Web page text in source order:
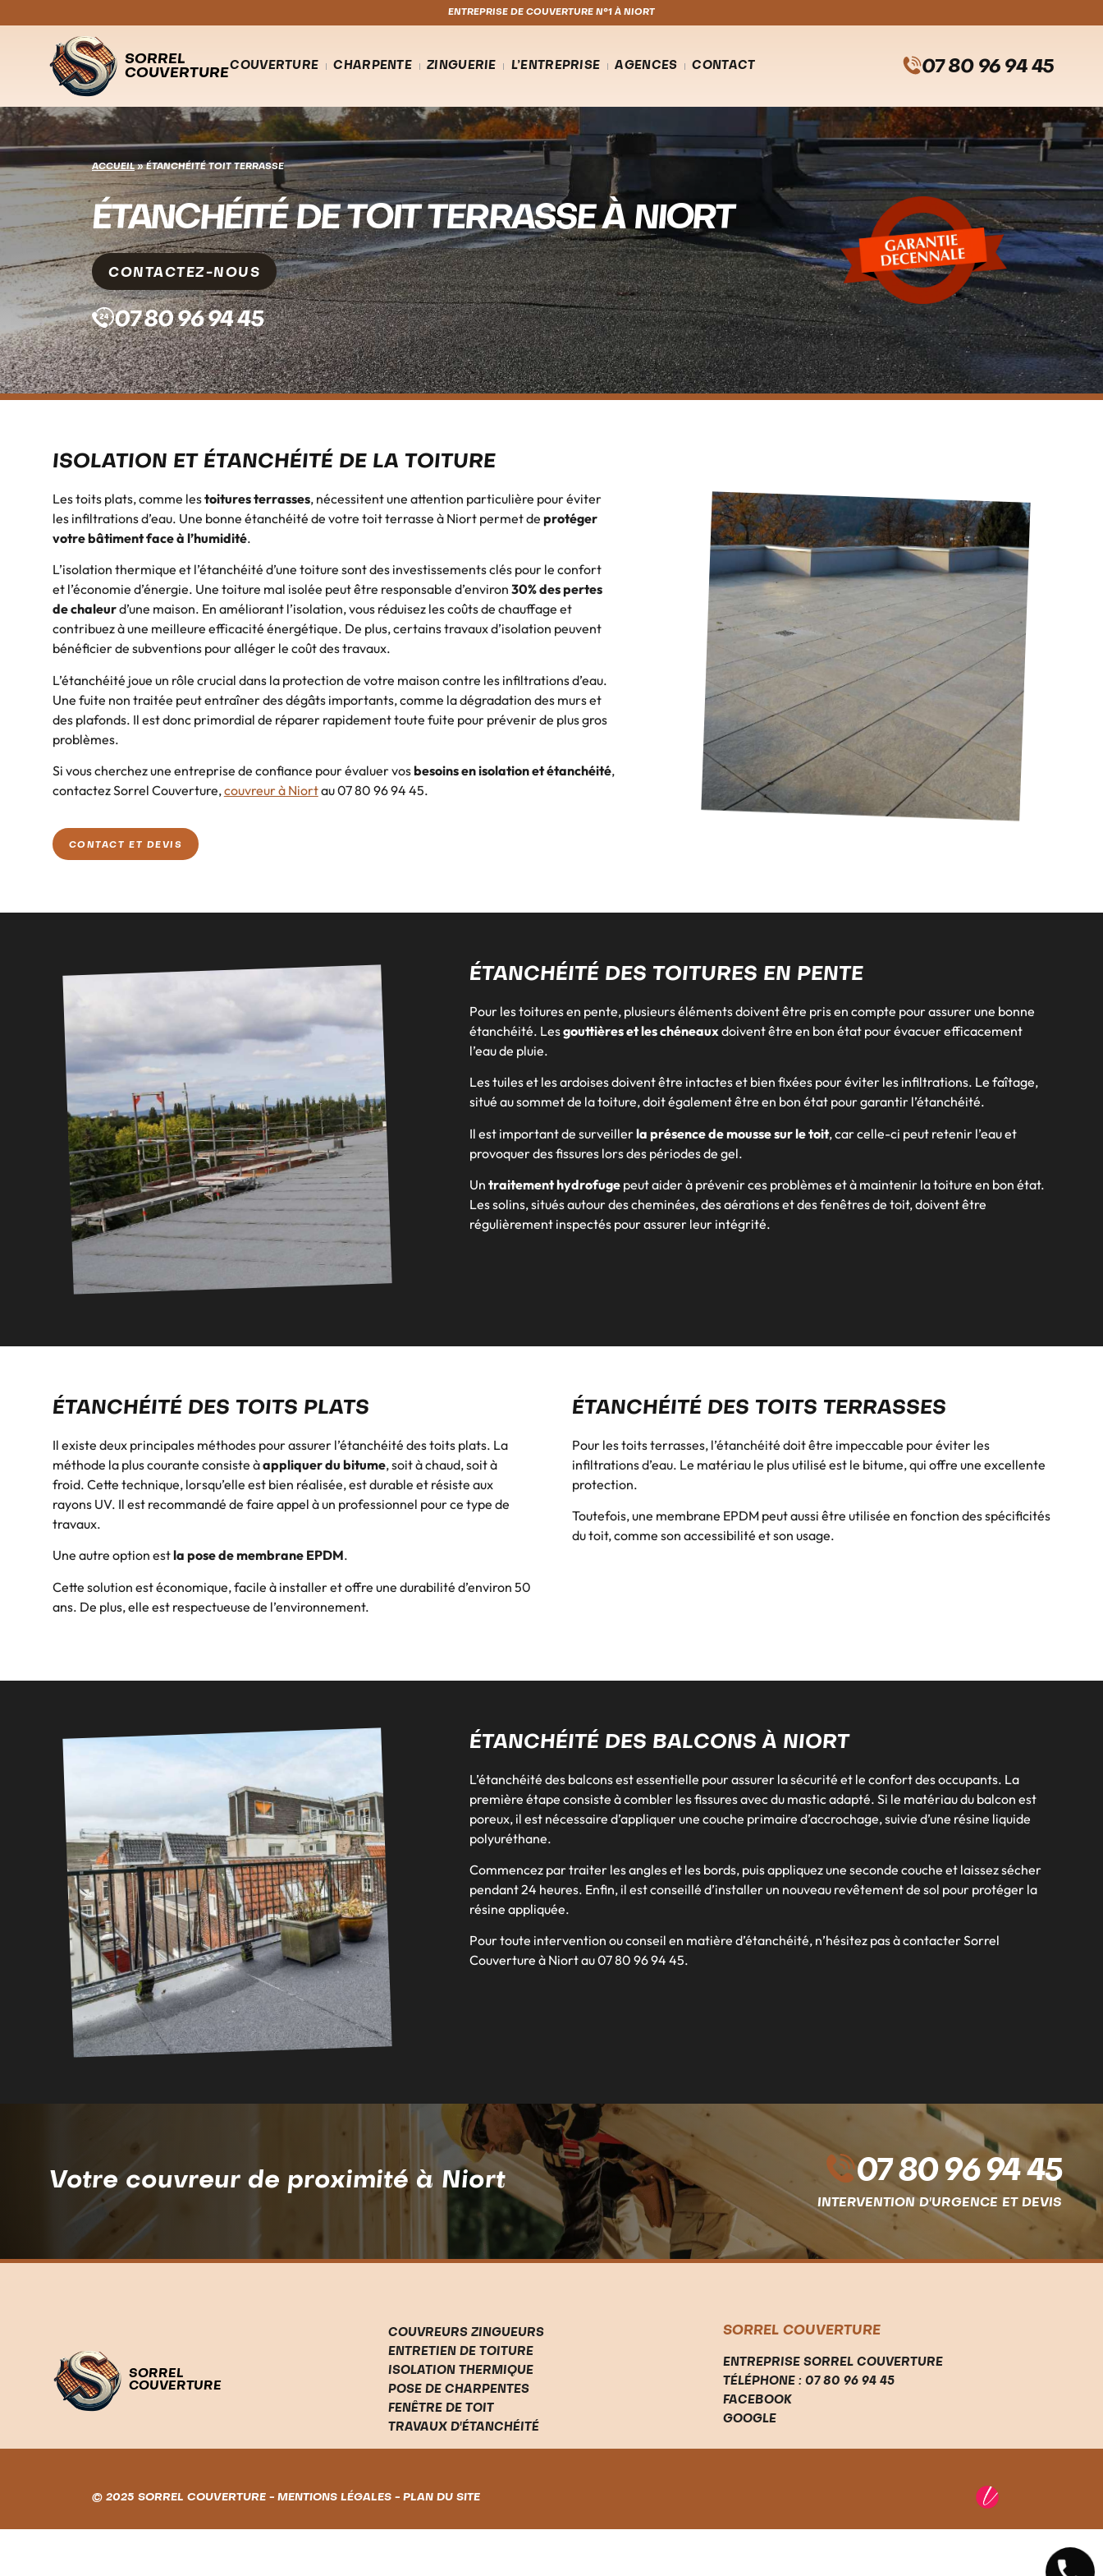
ENTREPRISE DE COUVERTURE N°1 À NIORT
SORREL
COUVERTURE
COUVERTURE CHARPENTE ZINGUERIE L’ENTREPRISE AGENCES CONTACT 07 80 96 94 45
ACCUEIL»ÉTANCHÉITÉ TOIT TERRASSE
ÉTANCHÉITÉ DE TOIT TERRASSE À NIORT
CONTACTEZ-NOUS
07 80 96 94 45
ISOLATION ET ÉTANCHÉITÉ DE LA TOITURE
Les toits plats, comme lestoitures terrasses, nécessitent une attention particulière pour éviter
les infiltrations d’eau. Une bonne étanchéité de votre toit terrasse à Niort permet de protéger
votre bâtiment face à l’humidité.
L’isolation thermique et l’étanchéité d’une toiture sont des investissements clés pour le confort
et l’économie d’énergie. Une toiture mal isolée peut être responsable d’environ 30% des pertes
de chaleurd’une maison. En améliorant l’isolation, vous réduisez les coûts de chauffage et
contribuez à une meilleure efficacité énergétique. De plus, certains travaux d’isolation peuvent
bénéficier de subventions pour alléger le coût des travaux.
L’étanchéité joue un rôle crucial dans la protection de votre maison contre les infiltrations d’eau.
Une fuite non traitée peut entraîner des dégâts importants, comme la dégradation des murs et
des plafonds. Il est donc primordial de réparer rapidement toute fuite pour prévenir de plus gros
problèmes.
Si vous cherchez une entreprise de confiance pour évaluer vosbesoins en isolation et étanchéité,
contactez Sorrel Couverture,couvreur à Niortau 07 80 96 94 45.
CONTACT ET DEVIS
ÉTANCHÉITÉ DES TOITURES EN PENTE
Pour les toitures en pente, plusieurs éléments doivent être pris en compte pour assurer une bonne
étanchéité. Lesgouttières et les chéneaux doivent être en bon état pour évacuer efficacement
l’eau de pluie.
Les tuiles et les ardoises doivent être intactes et bien fixées pour éviter les infiltrations. Le faîtage,
situé au sommet de la toiture, doit également être en bon état pour garantir l’étanchéité.
Il est important de surveillerla présence de mousse sur le toit, car celle-ci peut retenir l’eau et
provoquer des fissures lors des périodes de gel.
Untraitement hydrofuge peut aider à prévenir ces problèmes et à maintenir la toiture en bon état.
Les solins, situés autour des cheminées, des aérations et des fenêtres de toit, doivent être
régulièrement inspectés pour assurer leur intégrité.
ÉTANCHÉITÉ DES TOITS PLATS
Il existe deux principales méthodes pour assurer l’étanchéité des toits plats. La
méthode la plus courante consiste àappliquer du bitume, soit à chaud, soit à
froid. Cette technique, lorsqu’elle est bien réalisée, est durable et résiste aux
rayons UV. Il est recommandé de faire appel à un professionnel pour ce type de
travaux.
Une autre option estla pose de membrane EPDM.
Cette solution est économique, facile à installer et offre une durabilité d’environ 50
ans. De plus, elle est respectueuse de l’environnement.
ÉTANCHÉITÉ DES TOITS TERRASSES
Pour les toits terrasses, l’étanchéité doit être impeccable pour éviter les
infiltrations d’eau. Le matériau le plus utilisé est le bitume, qui offre une excellente
protection.
Toutefois, une membrane EPDM peut aussi être utilisée en fonction des spécificités
du toit, comme son accessibilité et son usage.
ÉTANCHÉITÉ DES BALCONS À NIORT
L’étanchéité des balcons est essentielle pour assurer la sécurité et le confort des occupants. La
première étape consiste à combler les fissures avec du mastic adapté. Si le matériau du balcon est
poreux, il est nécessaire d’appliquer une couche primaire d’accrochage, suivie d’une résine liquide
polyuréthane.
Commencez par traiter les angles et les bords, puis appliquez une seconde couche et laissez sécher
pendant 24 heures. Enfin, il est conseillé d’installer un nouveau revêtement de sol pour protéger la
résine appliquée.
Pour toute intervention ou conseil en matière d’étanchéité, n’hésitez pas à contacter Sorrel
Couverture à Niort au 07 80 96 94 45.
Votre couvreur de proximité à Niort 07 80 96 94 45
INTERVENTION D'URGENCE ET DEVIS
SORREL
COUVERTURE
COUVREURS ZINGUEURS
ENTRETIEN DE TOITURE
ISOLATION THERMIQUE
POSE DE CHARPENTES
FENÊTRE DE TOIT
TRAVAUX D'ÉTANCHÉITÉ
SORREL COUVERTURE
ENTREPRISE SORREL COUVERTURE
TÉLÉPHONE : 07 80 96 94 45
FACEBOOK
GOOGLE
© 2025 SORREL COUVERTURE - MENTIONS LÉGALES - PLAN DU SITE